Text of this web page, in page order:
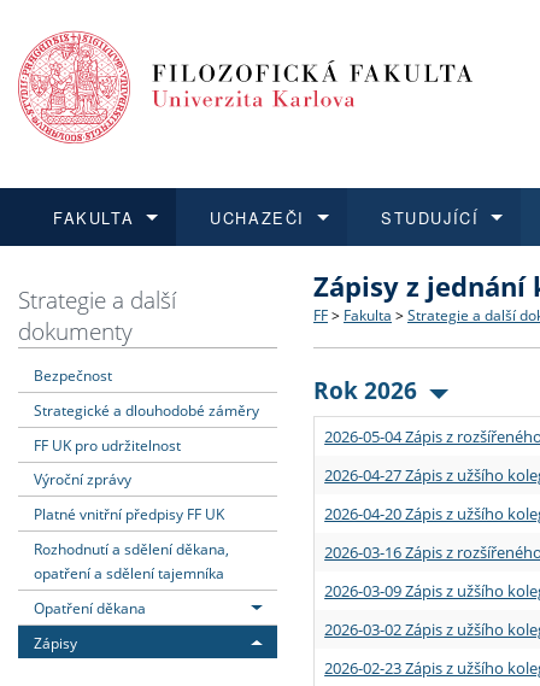
FAKULTA
Dozvědět se více
Struktura a historie
Strategie a další
Podpora a benefity pro
Absolventi fakulty
UCHAZEČI
Podat přihlášku
Co studovat a jak se
Učitelské studijní
Informace k průběhu
STUDUJÍCÍ
Dozvědět se více
Bakalářské a magisterské
Doktorské studium
Rigorózní řízení
Dozvědět se více
O vědě a výzkumu na FF
Akademické kvalifikace
Granty a projekty
Dozvědět se více
Aktuální nabídky a
Vyjíždějící studenti
Přijíždějící studenti
Vyjíždějící zaměstnanci
Strategie a další
dokumenty
Bezpečnost
Strategické a dlouhodobé záměry
FF UK pro udržitelnost
Výroční zprávy
Platné vnitřní předpisy FF UK
Rozhodnutí a sdělení děkana,
opatření a sdělení tajemníka
Opatření děkana
Zápisy
Zápisy z jednání
FF > Fakulta > Strategie a další
Rok 2026
2026-05-04 Zápis z
2026-04-27 Zápis z užšího
2026-04-20 Zápis z užšího
2026-03-16 Zápis z
2026-03-09 Zápis z užšího
2026-03-02 Zápis z užšího
2026-02-23 Zápis z užšího